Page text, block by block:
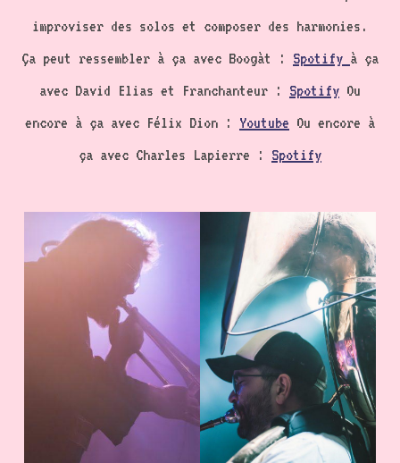
improviser des solos et composer des harmonies.
Ça peut ressembler à ça avec Boogàt : Spotify à ça
avec David Elias et Franchanteur : Spotify Ou
encore à ça avec Félix Dion : Youtube Ou encore à
ça avec Charles Lapierre : Spotify